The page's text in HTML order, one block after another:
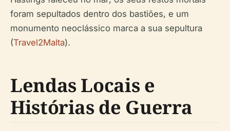
foram sepultados dentro dos bastiões, e um
monumento neoclássico marca a sua sepultura
(Travel2Malta).
Lendas Locais e
Histórias de Guerra